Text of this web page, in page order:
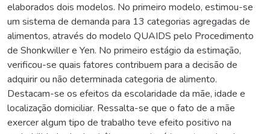
elaborados dois modelos. No primeiro modelo, estimou-se
um sistema de demanda para 13 categorias agregadas de
alimentos, através do modelo QUAIDS pelo Procedimento
de Shonkwiller e Yen. No primeiro estágio da estimação,
verificou-se quais fatores contribuem para a decisão de
adquirir ou não determinada categoria de alimento.
Destacam-se os efeitos da escolaridade da mãe, idade e
localização domiciliar. Ressalta-se que o fato de a mãe
exercer algum tipo de trabalho teve efeito positivo na